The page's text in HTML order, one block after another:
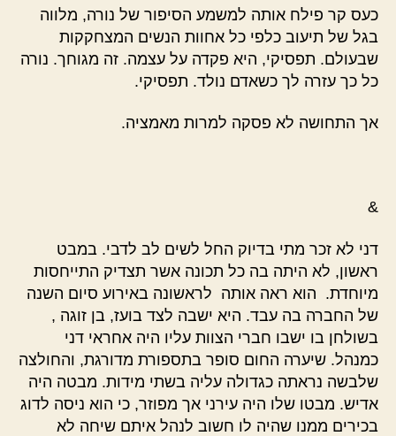
כעס קר פילח אותה למשמע הסיפור של נורה, מלווה
בגל של תיעוב כלפי כל אחוות הנשים המצחקקות
שבעולם. תפסיקי, היא פקדה על עצמה. זה מגוחך. נורה
כל כך עזרה לך כשאדם נולד. תפסיקי.
אך התחושה לא פסקה למרות מאמציה.
&
דני לא זכר מתי בדיוק החל לשים לב לדבי. במבט
ראשון, לא היתה בה כל תכונה אשר תצדיק התייחסות
מיוחדת. הוא ראה אותה לראשונה באירוע סיום השנה
של החברה בה עבד. היא ישבה לצד בועז, בן זוגה ,
בשולחן בו ישבו חברי הצוות עליו היה אחראי דני
כמנהל. שיערה החום סופר בתספורת מדורגת, והחולצה
שלבשה נראתה כגדולה עליה בשתי מידות. מבטה היה
אדיש. מבטו שלו היה עירני אך מפוזר, כי הוא ניסה לדוג
בכירים ממנו שהיה לו חשוב לנהל איתם שיחה לא